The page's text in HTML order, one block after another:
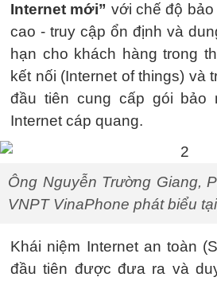
Internet mới” với chế độ
cao - truy cập ổn định và
hạn cho khách hàng trong
kết nối (Internet of things) và
đầu tiên cung cấp gói bảo
Internet cáp quang.
Ông Nguyễn Trường Giang,
VNPT VinaPhone phát biểu
Khái niệm Internet an toàn
đầu tiên được đưa ra và